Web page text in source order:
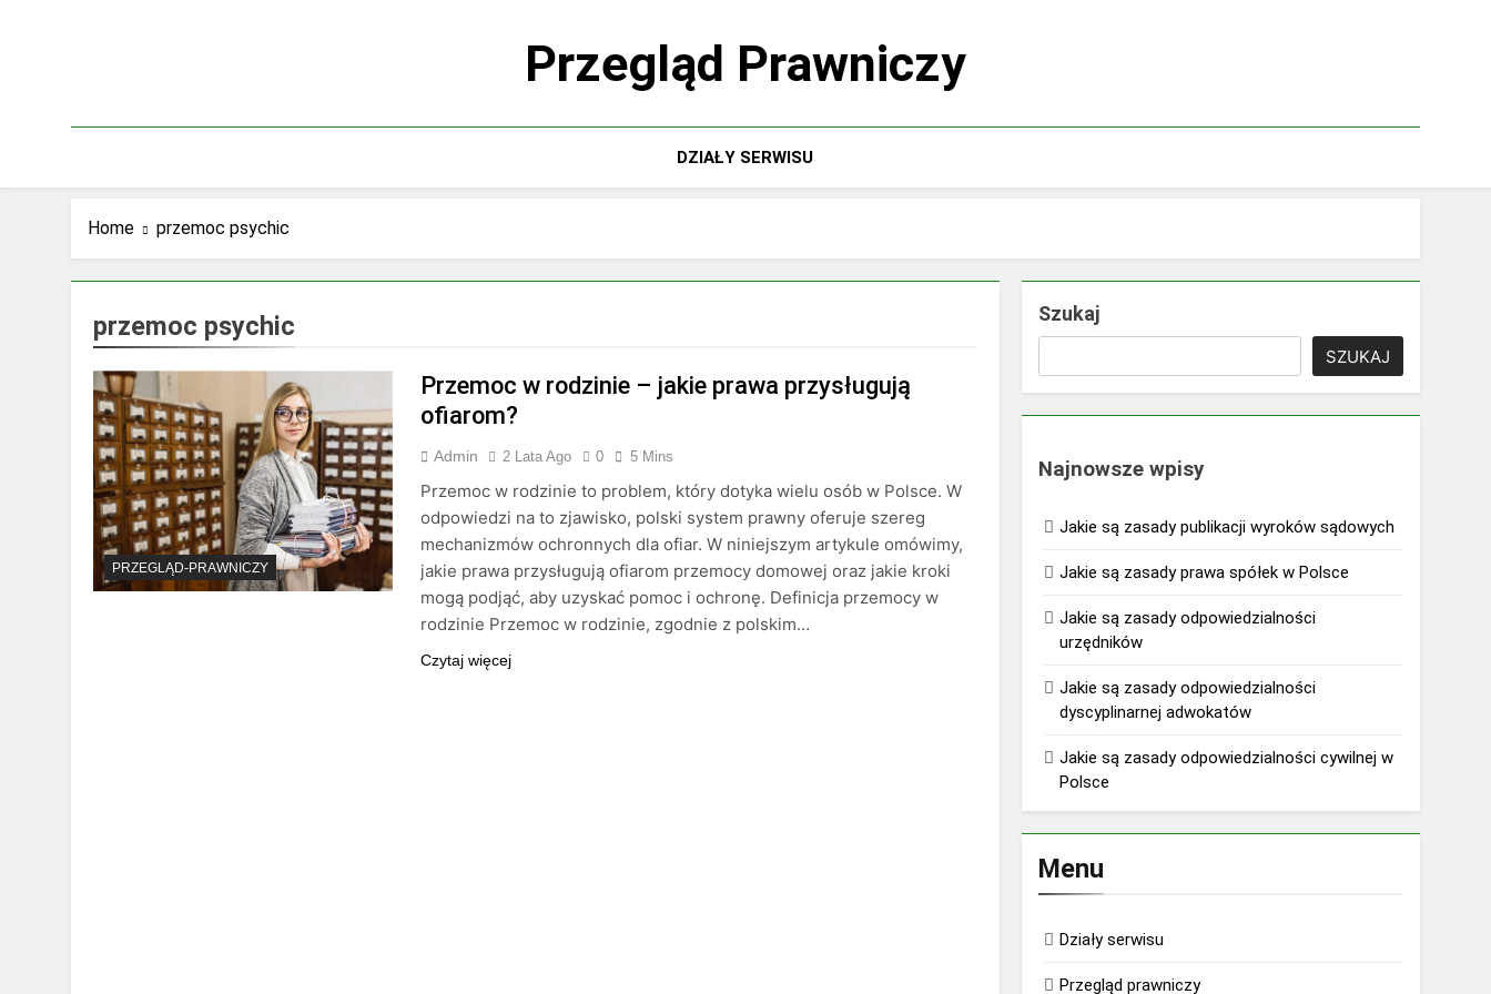
Przegląd Prawniczy
DZIAŁY SERWISU
Home przemoc psychic
przemoc psychic
PRZEGLĄD-PRAWNICZY
Przemoc w rodzinie – jakie prawa przysługują
ofiarom?
Admin 2 Lata Ago 0 5 Mins
Przemoc w rodzinie to problem, który dotyka wielu osób w Polsce. W
odpowiedzi na to zjawisko, polski system prawny oferuje szereg
mechanizmów ochronnych dla ofiar. W niniejszym artykule omówimy,
jakie prawa przysługują ofiarom przemocy domowej oraz jakie kroki
mogą podjąć, aby uzyskać pomoc i ochronę. Definicja przemocy w
rodzinie Przemoc w rodzinie, zgodnie z polskim…
Czytaj więcej
Szukaj
SZUKAJ
Najnowsze wpisy
Jakie są zasady publikacji wyroków sądowych
Jakie są zasady prawa spółek w Polsce
Jakie są zasady odpowiedzialności
urzędników
Jakie są zasady odpowiedzialności
dyscyplinarnej adwokatów
Jakie są zasady odpowiedzialności cywilnej w
Polsce
Menu
Działy serwisu
Przegląd prawniczy